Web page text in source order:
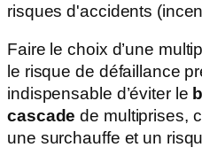
risques d'accidents
Faire le choix d’une
le risque de défaillance
indispensable d’éviter le
cascade de multiprises,
une surchauffe et un